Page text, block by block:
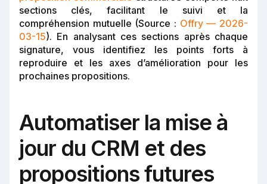
sections clés, facilitant le suivi et la
compréhension mutuelle (Source : Offry — 2026-
03-15). En analysant ces sections après chaque
signature, vous identifiez les points forts à
reproduire et les axes d’amélioration pour les
prochaines propositions.
Automatiser la mise à
jour du CRM et des
propositions futures